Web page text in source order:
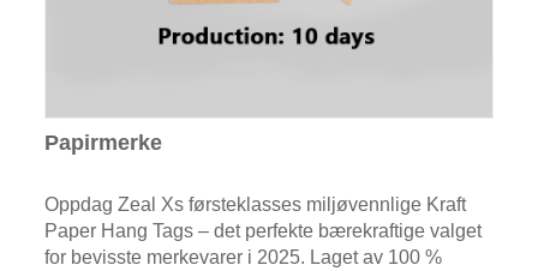
Papirmerke
Oppdag Zeal Xs førsteklasses miljøvennlige Kraft
Paper Hang Tags – det perfekte bærekraftige valget
for bevisste merkevarer i 2025. Laget av 100 %